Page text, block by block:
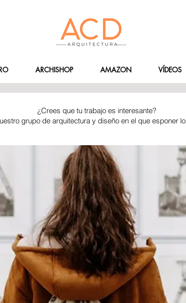
ARCHISHOP AMAZON VÍDEOS
¿Crees que tu trabajo es interesante?
grupo de arquitectura y diseño en el que esponer